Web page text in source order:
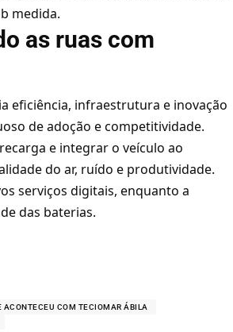
medida.
as ruas com
eficiência, infraestrutura e inovação
de adoção e competitividade.
e integrar o veículo ao
do ar, ruído e produtividade.
serviços digitais, enquanto a
das baterias.
ACONTECEU COM TECIOMAR ÁBILA